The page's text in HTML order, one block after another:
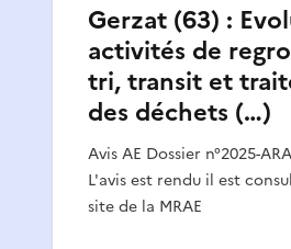
Gerzat (63) :
activités de
tri, transit et
des déchets (…)
Avis AE Dossier n°2025-
L'avis est rendu il est
site de la MRAE